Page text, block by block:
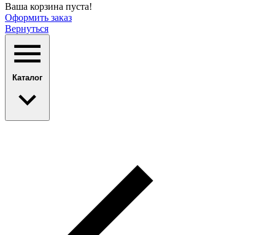
Ваша корзина пуста!
Оформить заказ
Вернуться
Каталог